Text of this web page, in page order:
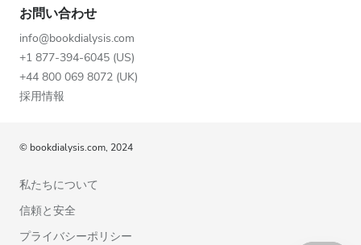
お問い合わせ
info@bookdialysis.com
+1 877-394-6045 (US)
+44 800 069 8072 (UK)
採用情報
© bookdialysis.com, 2024
私たちについて
信頼と安全
プライバシーポリシー